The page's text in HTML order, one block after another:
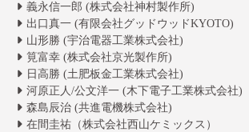
義永信一郎 (株式会社神村製作所)
出口真一 (有限会社グッドウッドKYOTO)
山形勝 (宇治電器工業株式会社)
筧富幸 (株式会社京光製作所)
日高勝 (土肥板金工業株式会社)
河原正人/公文洋一 (木下電子工業株式会社)
森島辰治 (共進電機株式会社)
在間圭祐（株式会社西山ケミックス）